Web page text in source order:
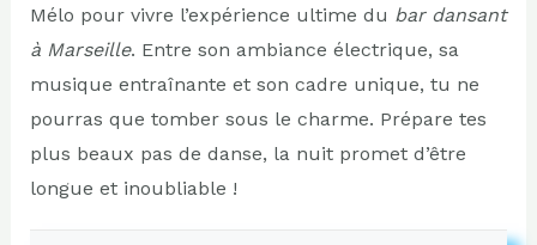
Mélo pour vivre l’expérience ultime du bar dansant
à Marseille. Entre son ambiance électrique, sa
musique entraînante et son cadre unique, tu ne
pourras que tomber sous le charme. Prépare tes
plus beaux pas de danse, la nuit promet d’être
longue et inoubliable !